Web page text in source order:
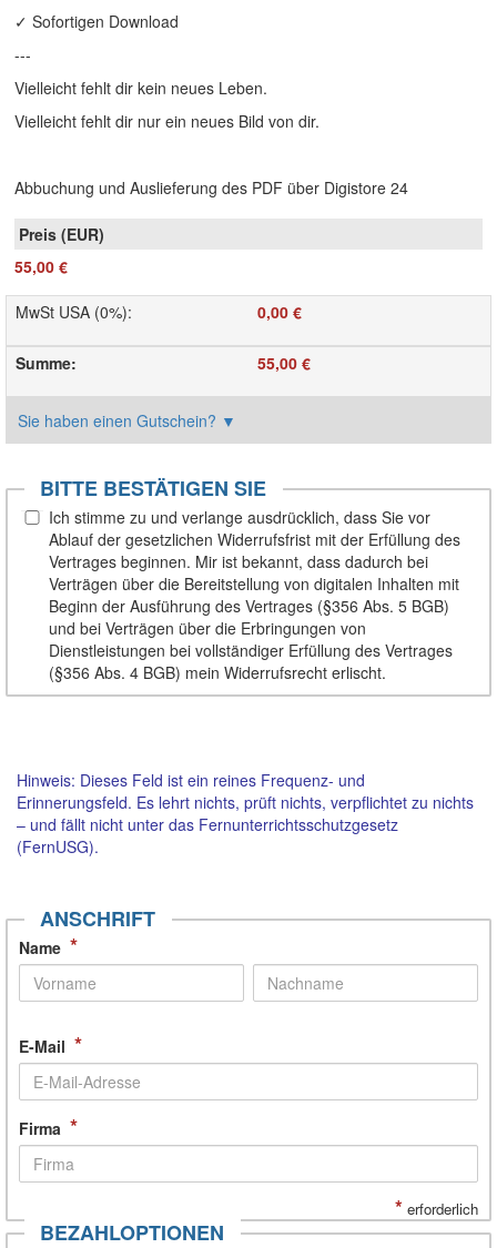
✓ Sofortigen Download
---
Vielleicht fehlt dir kein neues Leben.
Vielleicht fehlt dir nur ein neues Bild von dir.
Abbuchung und Auslieferung des PDF über Digistore 24
55,00 €
MwSt USA (0%): 0,00 €
Summe: 55,00 €
Sie haben einen Gutschein? ▼
BITTE BESTÄTIGEN SIE
Ich stimme zu und verlange ausdrücklich, dass Sie vor
Ablauf der gesetzlichen Widerrufsfrist mit der Erfüllung des
Vertrages beginnen. Mir ist bekannt, dass dadurch bei
Verträgen über die Bereitstellung von digitalen Inhalten mit
Beginn der Ausführung des Vertrages (§356 Abs. 5 BGB)
und bei Verträgen über die Erbringungen von
Dienstleistungen bei vollständiger Erfüllung des Vertrages
(§356 Abs. 4 BGB) mein Widerrufsrecht erlischt.
Hinweis: Dieses Feld ist ein reines Frequenz- und
Erinnerungsfeld. Es lehrt nichts, prüft nichts, verpflichtet zu nichts
– und fällt nicht unter das Fernunterrichtsschutzgesetz
(FernUSG).
ANSCHRIFT
Name *
E-Mail *
Firma *
* erforderlich
BEZAHLOPTIONEN